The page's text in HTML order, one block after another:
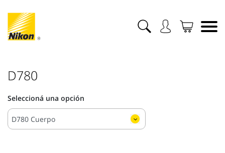
D780
Seleccioná una opción